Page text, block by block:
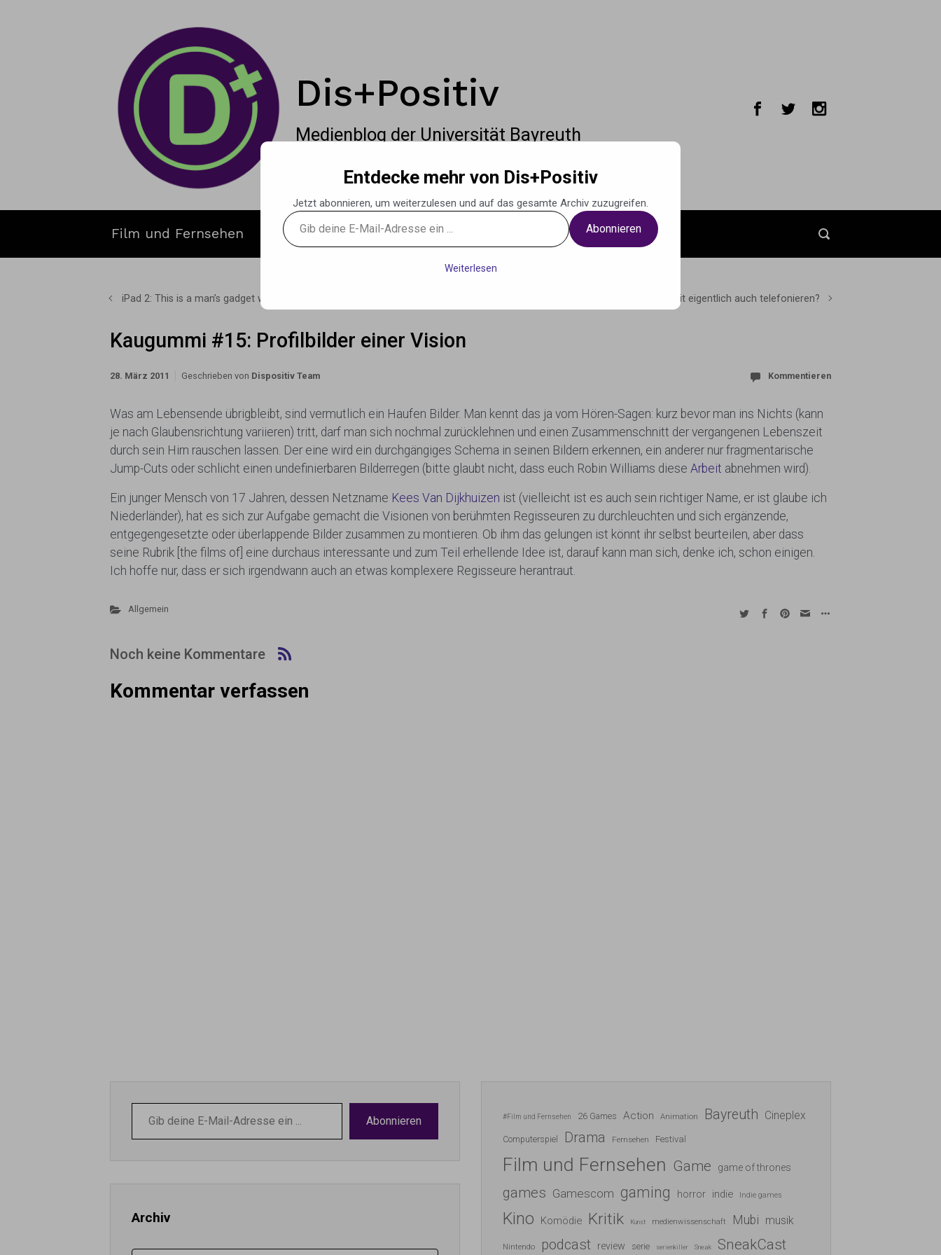
Dis+Positiv
Medienblog der Universität Bayreuth
Film und Fernsehen Gaming Podcasts Musik Kontakt
iPad 2: This is a man’s gadget world Kann man damit eigentlich auch telefonieren?
Kaugummi #15: Profilbilder einer Vision
28. März 2011 Geschrieben von Dispositiv Team Kommentieren
Was am Lebensende übrigbleibt, sind vermutlich ein Haufen Bilder. Man kennt das ja vom Hören-Sagen: kurz bevor man ins Nichts (kann
je nach Glaubensrichtung variieren) tritt, darf man sich nochmal zurücklehnen und einen Zusammenschnitt der vergangenen Lebenszeit
durch sein Hirn rauschen lassen. Der eine wird ein durchgängiges Schema in seinen Bildern erkennen, ein anderer nur fragmentarische
Jump-Cuts oder schlicht einen undefinierbaren Bilderregen (bitte glaubt nicht, dass euch Robin Williams diese Arbeit abnehmen wird).
Ein junger Mensch von 17 Jahren, dessen Netzname Kees Van Dijkhuizen ist (vielleicht ist es auch sein richtiger Name, er ist glaube ich
Niederländer), hat es sich zur Aufgabe gemacht die Visionen von berühmten Regisseuren zu durchleuchten und sich ergänzende,
entgegengesetzte oder überlappende Bilder zusammen zu montieren. Ob ihm das gelungen ist könnt ihr selbst beurteilen, aber dass
seine Rubrik [the films of] eine durchaus interessante und zum Teil erhellende Idee ist, darauf kann man sich, denke ich, schon einigen.
Ich hoffe nur, dass er sich irgendwann auch an etwas komplexere Regisseure herantraut.
Allgemein
Noch keine Kommentare
Kommentar verfassen
deine
E-
Abonnieren
Archiv
#Film und Fernsehen 26 Games Action Animation Bayreuth Cineplex
Computerspiel Drama Fernsehen Festival
Film und Fernsehen Game game of thrones
games Gamescom gaming horror indie Indie games
Kino Komödie Kritik Kunst medienwissenschaft Mubi musik
Nintendo podcast review serie serienkiller Sneak SneakCast
Entdecke mehr von Dis+Positiv
Jetzt abonnieren, um weiterzulesen und auf das gesamte Archiv zuzugreifen.
Gib
deine
Abonnieren
Weiterlesen